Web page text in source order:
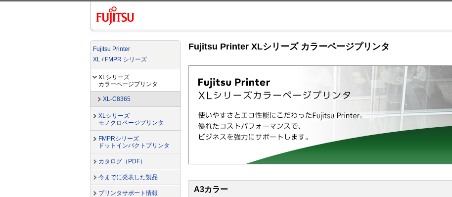
Fujitsu Printer
XL / FMPR シリーズ
XLシリーズ
カラーページプリンタ
XL-C8365
XLシリーズ
モノクロページプリンタ
FMPRシリーズ
ドットインパクトプリンタ
カタログ（PDF）
今までに発表した製品
プリンタサポート情報
Fujitsu Printer XLシリーズ カラーページプリンタ
A3カラー